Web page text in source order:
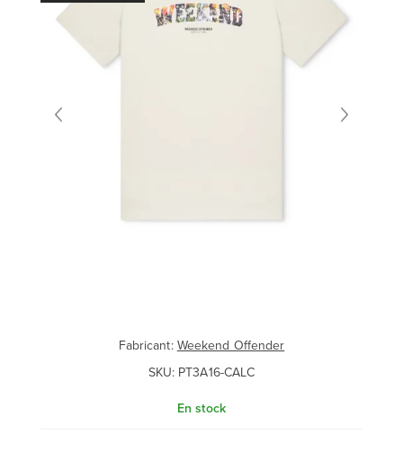
Fabricant:Weekend Offender
SKU: PT3A16-CALC
En stock